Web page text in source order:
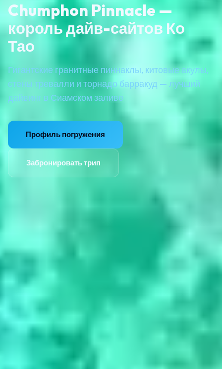
Chumphon Pinnacle —
король дайв-сайтов Ко
Тао
Гигантские гранитные пиннаклы, китовые акулы,
стены тревалли и торнадо барракуд — лучший
дайвинг в Сиамском заливе
Профиль погружения
Забронировать трип